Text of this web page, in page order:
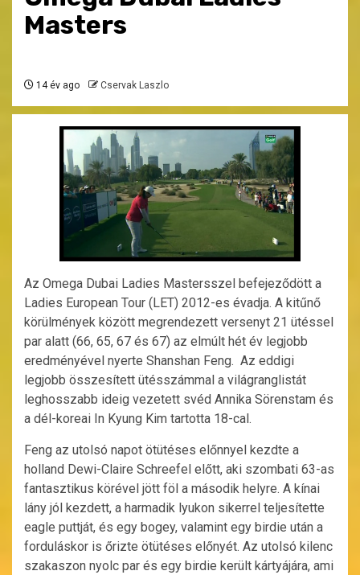
Masters
14 év ago Cservak Laszlo
Az Omega Dubai Ladies Mastersszel befejeződött a
Ladies European Tour (LET) 2012-es évadja. A kitűnő
körülmények között megrendezett versenyt 21 ütéssel
par alatt (66, 65, 67 és 67) az elmúlt hét év legjobb
eredményével nyerte Shanshan Feng. Az eddigi
legjobb összesített ütésszámmal a világranglistát
leghosszabb ideig vezetett svéd Annika Sörenstam és
a dél-koreai In Kyung Kim tartotta 18-cal.
Feng az utolsó napot ötütéses előnnyel kezdte a
holland Dewi-Claire Schreefel előtt, aki szombati 63-as
fantasztikus körével jött föl a második helyre. A kínai
lány jól kezdett, a harmadik lyukon sikerrel teljesítette
eagle puttját, és egy bogey, valamint egy birdie után a
forduláskor is őrizte ötütéses előnyét. Az utolsó kilenc
szakaszon nyolc par és egy birdie került kártyájára, ami